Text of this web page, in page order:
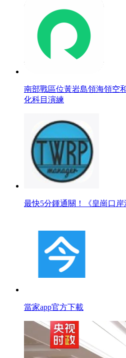
南部戰區位黃岩島領海領空
化科目演練
最快5分鍾通關！《皇崗口
當家app官方下載